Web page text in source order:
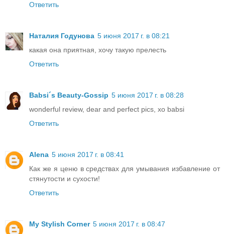
Ответить
Наталия Годунова 5 июня 2017 г. в 08:21
какая она приятная, хочу такую прелесть
Ответить
Babsi´s Beauty-Gossip 5 июня 2017 г. в 08:28
wonderful review, dear and perfect pics, xo babsi
Ответить
Alena 5 июня 2017 г. в 08:41
Как же я ценю в средствах для умывания избавление от
стянутости и сухости!
Ответить
My Stylish Corner 5 июня 2017 г. в 08:47